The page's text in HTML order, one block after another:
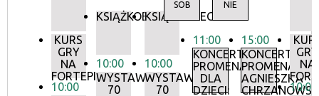
KURS
GRY
NA
FORTEPIANIE
10:00
KSIĄŻKOBIEG
10:00
WYSTAWA:
70
KSIĄŻKOBIEG
10:00
WYSTAWA:
70
SOB
11:00
KONCERTY
PROMENADOWE
DLA
DZIECI:
NIE
15:00
KONCERTY
AGNIESZKA
GRY
NA
10:00